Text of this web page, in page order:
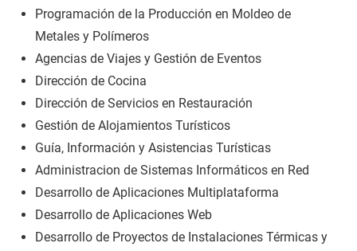
Programación de la Producción en Moldeo de
Metales y Polímeros
Agencias de Viajes y Gestión de Eventos
Dirección de Cocina
Dirección de Servicios en Restauración
Gestión de Alojamientos Turísticos
Guía, Información y Asistencias Turísticas
Administracion de Sistemas Informáticos en Red
Desarrollo de Aplicaciones Multiplataforma
Desarrollo de Aplicaciones Web
Desarrollo de Proyectos de Instalaciones Térmicas y